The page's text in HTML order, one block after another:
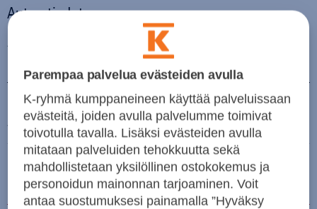
Auton tiedot
Auton merkki
Auton malli
Rekisterinumero
Parempaa palvelua evästeiden avulla
K-ryhmä kumppaneineen käyttää palveluissaan
evästeitä, joiden avulla palvelumme toimivat
toivotulla tavalla. Lisäksi evästeiden avulla
mitataan palveluiden tehokkuutta sekä
mahdollistetaan yksilöllinen ostokokemus ja
personoidun mainonnan tarjoaminen. Voit
antaa suostumuksesi painamalla ”Hyväksy